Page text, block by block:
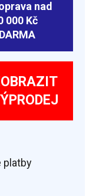
nad
000 Kč
platby